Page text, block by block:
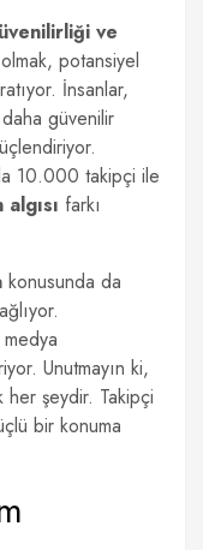
ve
potansiyel
İnsanlar,
güvenilir
10.000 takipçi ile
farkı
konusunda da
Unutmayın ki,
her şeydir. Takipçi
bir konuma